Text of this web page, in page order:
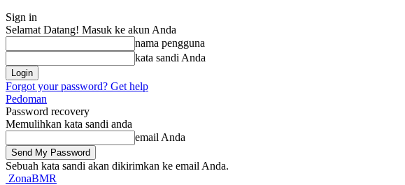
Sign in
Selamat Datang! Masuk ke akun Anda
nama pengguna
kata sandi Anda
Forgot your password? Get help
Pedoman
Password recovery
Memulihkan kata sandi anda
email Anda
Sebuah kata sandi akan dikirimkan ke email Anda.
ZonaBMR